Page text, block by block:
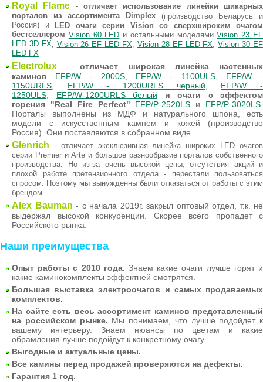
Royal Flame -отличает использование линейки шикарных
порталов из ассортимента Dimplex (производство Беларусь и
Россия) иLED очаги серии Vision со сверхшироким очагом
бестселлером Vision 60 LED и остальными моделямиVision 23 EF
LED 3D FX, Vision 26 EF LED FX, Vision 28 EF LED FX,Vision 30 EF
LED FX.
Electrolux -отличает широкая линейка настенных
каминов
EFP/W - 2000S, EFP/W - 1100ULS, EFP/W -
1150URLS, EFP/W - 1200URLS черный, EFP/W -
1250ULS, EFP/W-1200URLS белый
и очаги с эффектом
горения "Real Fire Perfect"
EFP/P-2520LS и EFP/P-3020LS.
Порталы выполнены из МДФ и натурального шпона, есть
модели с искусственным камнем и кожей (производство
Россия). Они поставляются в собранном виде.
Glenrich - отличает эксклюзивная линейка широких LED очагов
серии Premier и Arte и большое разнообразие порталов собственного
производства. Но из-за очень высокой цены, отсутствия акций и
плохой работе претензионного отдела - перестали пользоваться
спросом. Поэтому мы вынужденны были отказаться от работы с этим
брендом.
Alex Bauman - с начала 2019г. закрыл оптовый отдел, т.к. не
выдержал высокой конкуренции. Скорее всего пропадет с
Российского рынка.
Наши преимущества
Опыт работы с 2010 года. Знаем какие очаги лучше горят и
какие каминокомплекты эффектней смотрятся.
Большая выставка электроочагов и самых продаваемых
комплектов.
На сайте есть весь ассортимент каминов представленный
на российском рынке. Мы понимаем, что лучше подойдет к
вашему интерьеру. Знаем нюансы по цветам и какие
обрамления лучше подойдут к конкретному очагу.
Выгодные и актуальные цены.
Все камины перед продажей проверяются на дефекты.
Гарантия 1 год.